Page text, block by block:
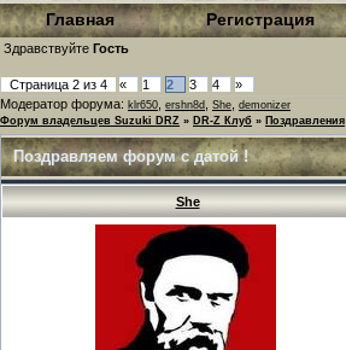
Главная Регистрация
Здравствуйте Гость
Страница 2 из 4 « 1 2 3 4
»
Модератор форума: klr650 ershn8d She demonizer
Форум владельцев Suzuki DRZ » DR-Z Клуб » Поздравления
Поздравляем форум с датой !
She